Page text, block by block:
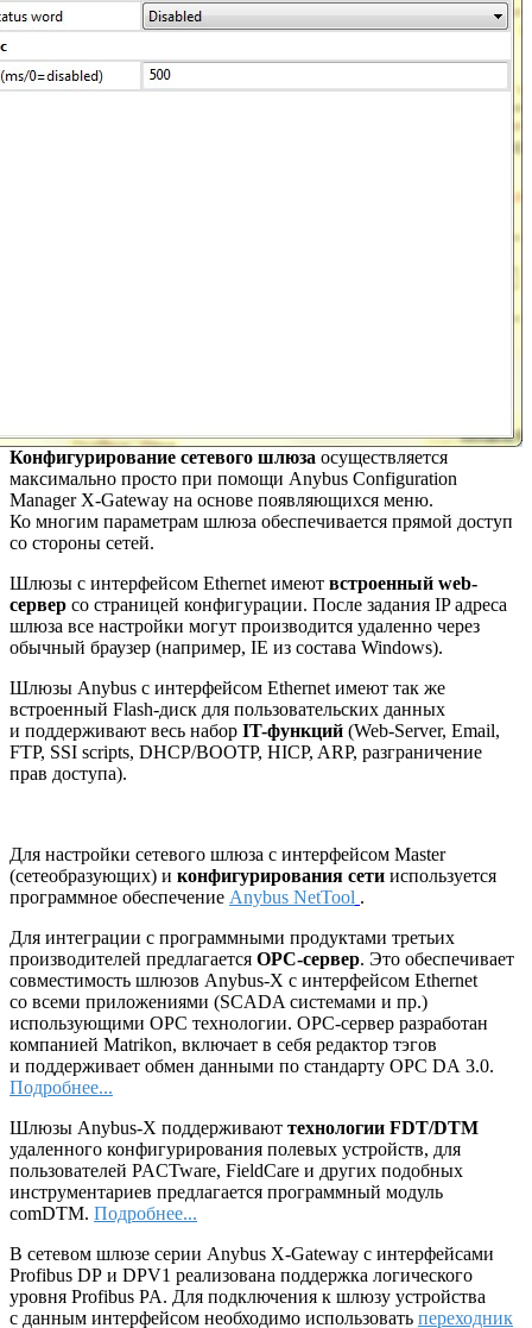
Конфигурирование сетевого шлюза осуществляется
максимально просто при помощи Anybus Configuration
Manager X-Gateway на основе появляющихся меню.
Ко многим параметрам шлюза обеспечивается прямой доступ
со стороны сетей.
Шлюзы с интерфейсом Ethernet имеют встроенный web-
сервер со страницей конфигурации. После задания IP адреса
шлюза все настройки могут производится удаленно через
обычный браузер (например, IE из состава Windows).
Шлюзы Anybus с интерфейсом Ethernet имеют так же
встроенный Flash-диск для пользовательских данных
и поддерживают весь набор IT-функций (Web-Server, Email,
FTP, SSI scripts, DHCP/BOOTP, HICP, ARP, разграничение
прав доступа).
Для настройки сетевого шлюза с интерфейсом Master
(сетеобразующих) и конфигурирования сети используется
программное обеспечение Anybus NetTool .
Для интеграции с программными продуктами третьих
производителей предлагается ОРС-сервер. Это обеспечивает
совместимость шлюзов Anybus-X с интерфейсом Ethernet
со всеми приложениями (SCADA системами и пр.)
использующими ОРС технологии. ОРС-сервер разработан
компанией Matrikon, включает в себя редактор тэгов
и поддерживает обмен данными по стандарту OPC DA 3.0.
Подробнее...
Шлюзы Anybus-X поддерживают технологии FDT/DTM
удаленного конфигурирования полевых устройств, для
пользователей PACTware, FieldCare и других подобных
инструментариев предлагается программный модуль
comDTM. Подробнее...
В сетевом шлюзе серии Anybus X-Gateway с интерфейсами
Profibus DP и DPV1 реализована поддержка логического
уровня Profibus PA. Для подключения к шлюзу устройства
с данным интерфейсом необходимо использовать переходник